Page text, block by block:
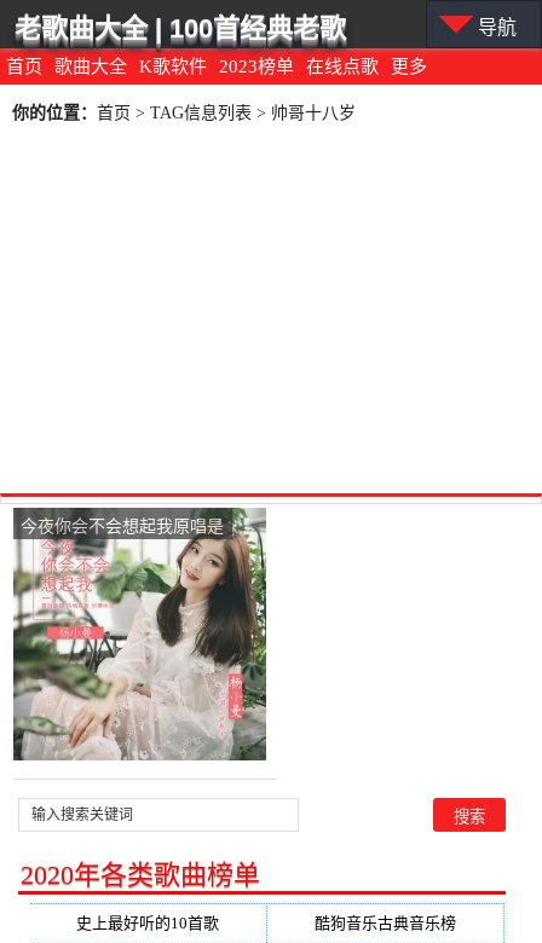
首页 歌曲大全 K歌软件 2023榜单 在线点歌 更多
老歌曲大全 | 100首经典老歌 导航
你的位置： 首页 > TAG信息列表 > 帅哥十八岁
今夜你会不会想起我原唱是
杨小曼，由帅哥十八岁，师
范学校翻唱(播放:85)
2020年各类歌曲榜单
史上最好听的10首歌 酷狗音乐古典音乐榜